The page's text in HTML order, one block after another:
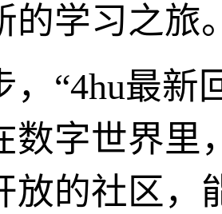
的学习之旅
，“4hu最
数字世界里
放的社区，